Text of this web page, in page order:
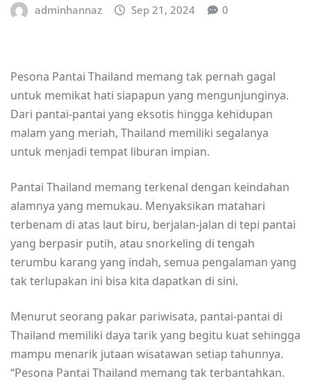
adminhannaz Sep 21, 2024 0
Pesona Pantai Thailand memang tak pernah gagal
untuk memikat hati siapapun yang mengunjunginya.
Dari pantai-pantai yang eksotis hingga kehidupan
malam yang meriah, Thailand memiliki segalanya
untuk menjadi tempat liburan impian.
Pantai Thailand memang terkenal dengan keindahan
alamnya yang memukau. Menyaksikan matahari
terbenam di atas laut biru, berjalan-jalan di tepi pantai
yang berpasir putih, atau snorkeling di tengah
terumbu karang yang indah, semua pengalaman yang
tak terlupakan ini bisa kita dapatkan di sini.
Menurut seorang pakar pariwisata, pantai-pantai di
Thailand memiliki daya tarik yang begitu kuat sehingga
mampu menarik jutaan wisatawan setiap tahunnya.
“Pesona Pantai Thailand memang tak terbantahkan.